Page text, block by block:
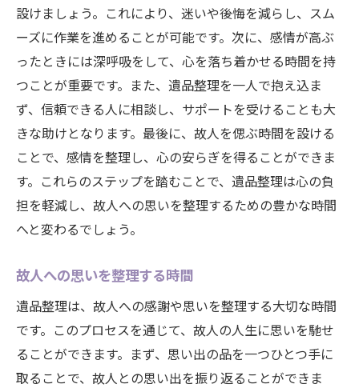
設けましょう。これにより、迷いや後悔を減らし、スム
ーズに作業を進めることが可能です。次に、感情が高ぶ
ったときには深呼吸をして、心を落ち着かせる時間を持
つことが重要です。また、遺品整理を一人で抱え込ま
ず、信頼できる人に相談し、サポートを受けることも大
きな助けとなります。最後に、故人を偲ぶ時間を設ける
ことで、感情を整理し、心の安らぎを得ることができま
す。これらのステップを踏むことで、遺品整理は心の負
担を軽減し、故人への思いを整理するための豊かな時間
へと変わるでしょう。
故人への思いを整理する時間
遺品整理は、故人への感謝や思いを整理する大切な時間
です。このプロセスを通じて、故人の人生に思いを馳せ
ることができます。まず、思い出の品を一つひとつ手に
取ることで、故人との思い出を振り返ることができま